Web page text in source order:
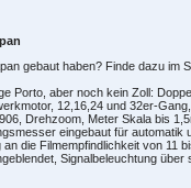
gebaut haben? Finde dazu im
Porto, aber noch kein Zoll:
12,16,24 und 32er-
Drehzoom, Meter Skala bis
eingebaut für automatik
die Filmempfindlichkeit von 11
Signalbeleuchtung über